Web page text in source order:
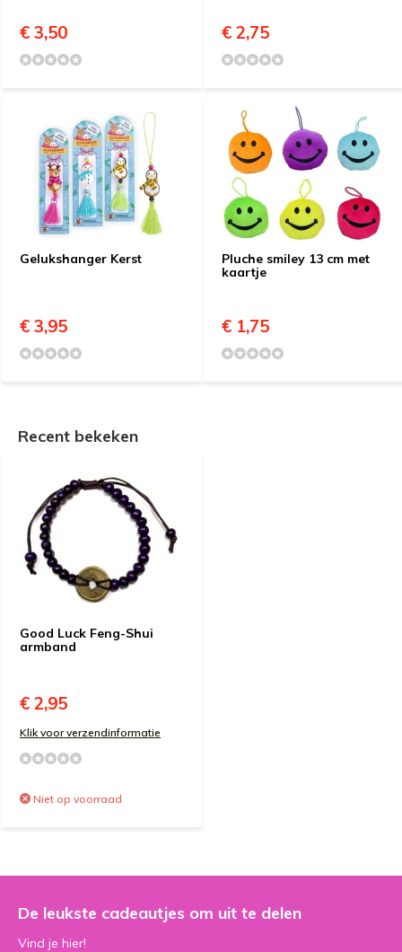
€ 3,50 € 2,75
Gelukshanger Kerst
€ 3,95
Pluche smiley 13 cm met
kaartje
€ 1,75
Recent bekeken
Good Luck Feng-Shui
armband
€ 2,95
Klik voor verzendinformatie
Niet op voorraad
De leukste cadeautjes om uit te delen
Vind je hier!